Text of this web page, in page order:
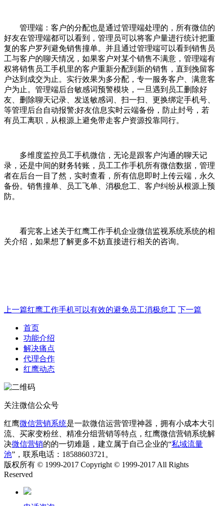
管理端：客户的分配也是通过管理端处理的，所有微信的
好友在管理端都可以看到，管理员可以将客户量进行统计把重
复的客户罗列避免销售撞单。并且通过管理端可以看到销售员
工与客户的聊天情况，如果客户对某个销售不满意，管理端有
权将销售员工手机里的客户重新分配到新的销售，直到挽留客
户达到成交为止。实行效果为多分配，专一服务客户、满意客
户为止。管理端后台敏感词预警模块，一旦遇到员工删除好
友、删除聊天记录、发送敏感词、扫一扫、更换绑定手机号、
等管理后台自动报警;好友信息实时云端备份，防止封号，若
有员工离职，从根源上避免带走客户资源投靠同行。
多维度监控员工手机微信，无论是跟客户沟通的聊天记
录，还是中间的财务转账，员工工作手机所有微信数据，管理
者在后台一目了然，实时查看，所有信息即时上传云端，永久
备份。销售撞单、员工飞单、消极怠工、客户纠纷从根源上预
防。
看完客上述关于红鹰工作手机企业微信监视系统系统的相
关介绍，如果想了解更多不妨直接进行相关的咨询。
上一篇红鹰工作手机可以有效的避免员工消极怠工 下一篇
首页
功能介绍
解决痛点
代理合作
红鹰动态
关注微信公众号
红鹰微信营销系统是一款微信运营管理神器，拥有小成本大引
流、买家变粉丝、精准分组营销等特点，红鹰微信营销系统解
决微信营销的的一切难题，建立属于自己企业的“私域流量
池”，联系电话：18588603721。
版权所有 © 1999-2017 Copyright © 1999-2017 All Rights
Reserved